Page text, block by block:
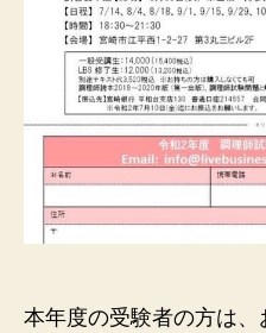
本年度の受験者の方は、